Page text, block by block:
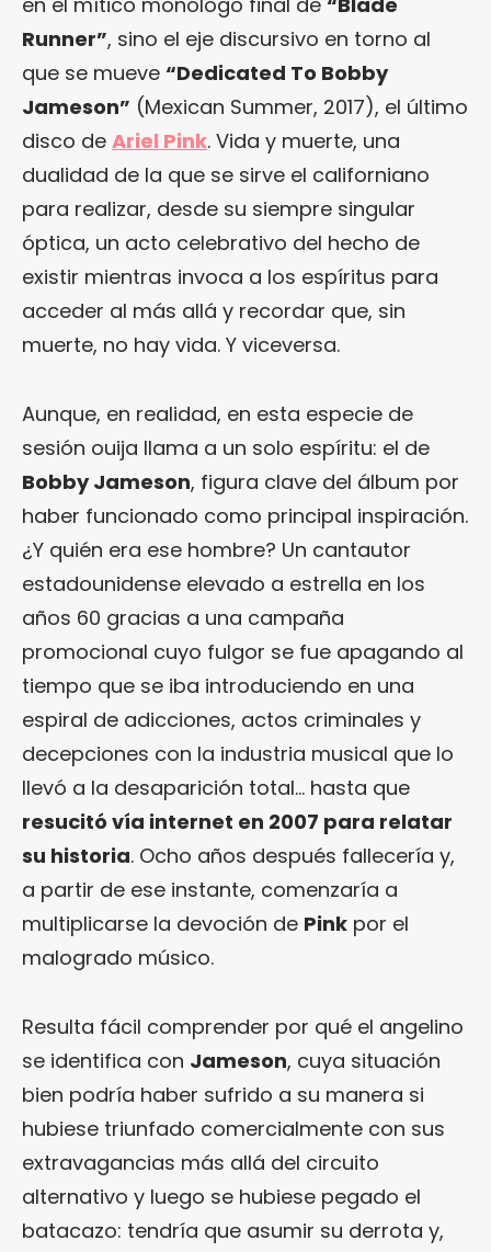
Runner”, sino el eje discursivo en torno al
que se mueve “Dedicated To Bobby
Jameson” (Mexican Summer, 2017), el último
disco de Ariel Pink. Vida y muerte, una
dualidad de la que se sirve el californiano
para realizar, desde su siempre singular
óptica, un acto celebrativo del hecho de
existir mientras invoca a los espíritus para
acceder al más allá y recordar que, sin
muerte, no hay vida. Y viceversa.
Aunque, en realidad, en esta especie de
sesión ouija llama a un solo espíritu: el de
Bobby Jameson, figura clave del álbum por
haber funcionado como principal inspiración.
¿Y quién era ese hombre? Un cantautor
estadounidense elevado a estrella en los
años 60 gracias a una campaña
promocional cuyo fulgor se fue apagando al
tiempo que se iba introduciendo en una
espiral de adicciones, actos criminales y
decepciones con la industria musical que lo
llevó a la desaparición total… hasta que
resucitó vía internet en 2007 para relatar
su historia. Ocho años después fallecería y,
a partir de ese instante, comenzaría a
multiplicarse la devoción de Pink por el
malogrado músico.
Resulta fácil comprender por qué el angelino
se identifica con Jameson, cuya situación
bien podría haber sufrido a su manera si
hubiese triunfado comercialmente con sus
extravagancias más allá del circuito
alternativo y luego se hubiese pegado el
batacazo: tendría que asumir su derrota y,